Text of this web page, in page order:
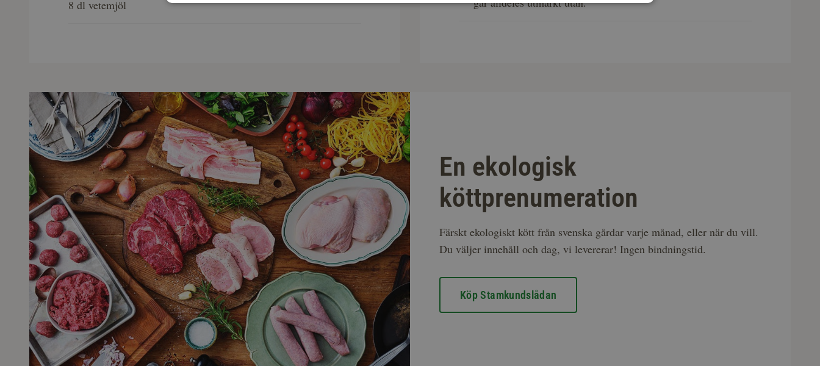
8 dl vetemjöl
En ekologisk
köttprenumeration
Färskt ekologiskt kött från svenska gårdar varje månad, eller när du vill.
Du väljer innehåll och dag, vi levererar! Ingen bindningstid.
Köp Stamkundslådan